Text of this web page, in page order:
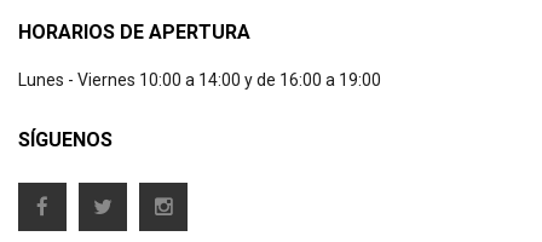
HORARIOS DE APERTURA
Lunes - Viernes 10:00 a 14:00 y de 16:00 a 19:00
SÍGUENOS